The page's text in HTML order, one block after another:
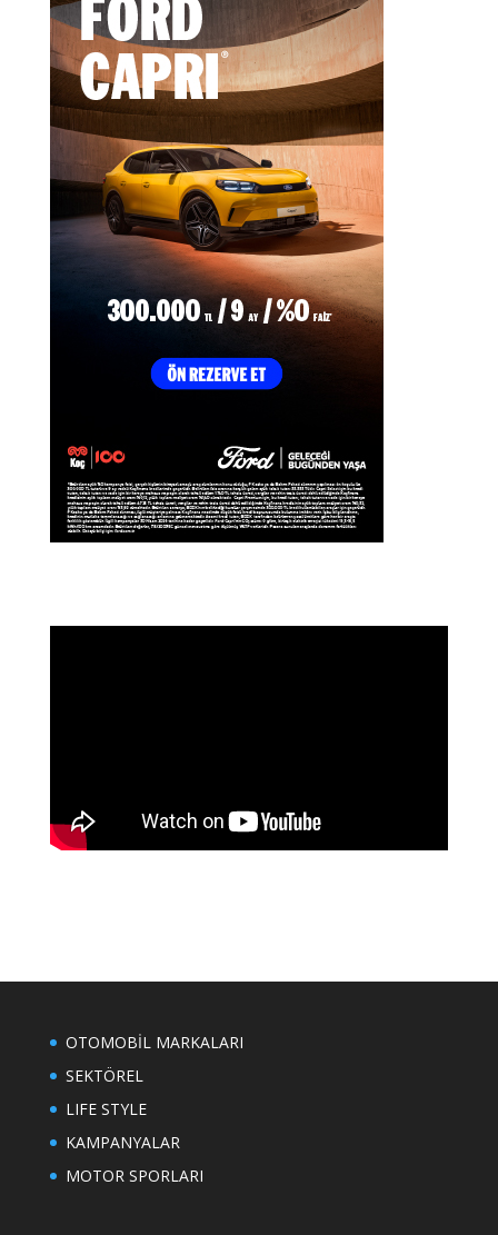
OTOMOBİL MARKALARI
SEKTÖREL
LIFE STYLE
KAMPANYALAR
MOTOR SPORLARI